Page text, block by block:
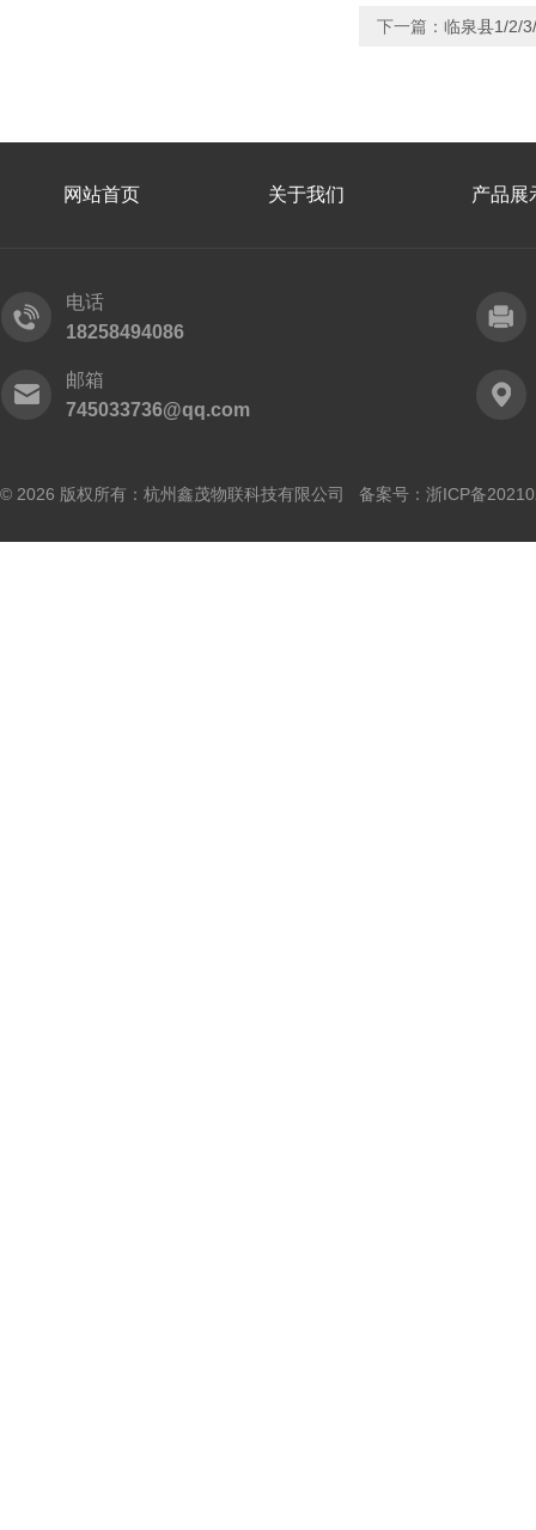
下一篇： 临泉县1/2/
网站首页 关于我们 产品展
电话
18258494086
邮箱
745033736@qq.com
© 2026 版权所有：杭州鑫茂物联科技有限公司 备案号： 浙ICP备